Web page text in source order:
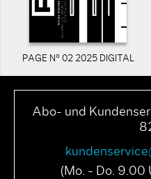
PAGE N° 02 2025 DIGITAL
Abo- und
(Mo. - Do. 9.00